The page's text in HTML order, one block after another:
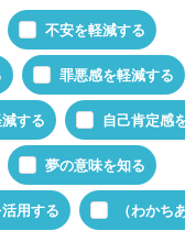
不安を軽減する
罪悪感を軽減する
する 自己肯定感
夢の意味を知る
用する （わかち